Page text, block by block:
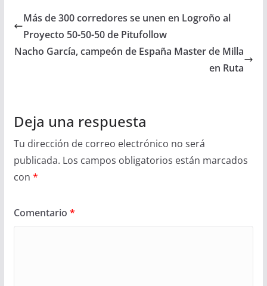
Más de 300 corredores se unen en Logroño al
Proyecto 50-50-50 de Pitufollow
Nacho García, campeón de España Master de Milla
en Ruta
Deja una respuesta
Tu dirección de correo electrónico no será
publicada. Los campos obligatorios están marcados
con *
Comentario *